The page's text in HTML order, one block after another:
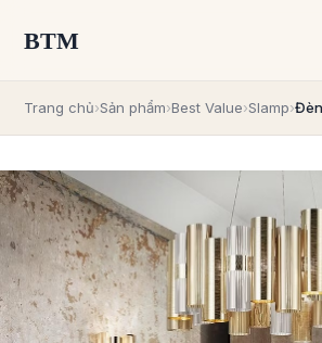
BTM
Trang chủ›Sản phẩm›Best Value›Slamp›